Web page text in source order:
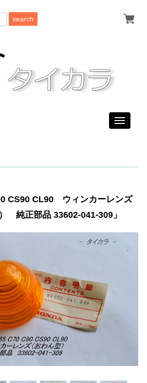
search
Toggle
CS90 CL90 ウィンカーレンズ
純正部品 33602-041-309」